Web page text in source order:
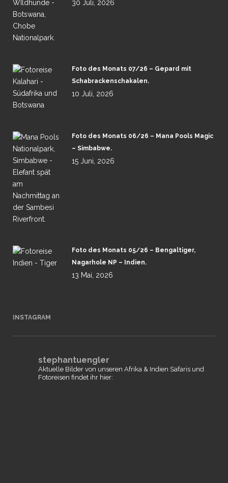
30 Juli, 2026
Foto des Monats 07/26 – Gepard mit
Schabrackenschakalen.
10 Juli, 2026
Foto des Monats 06/26 – Mana Pools Magic
– Simbabwe.
15 Juni, 2026
Foto des Monats 05/26 – Bengaltiger,
Nagarhole NP – Indien.
13 Mai, 2026
INSTAGRAM
stephantuengler
Aktuelle Bilder von unseren Afrika & Indien Safaris und
Fotoreisen findet ihr hier: